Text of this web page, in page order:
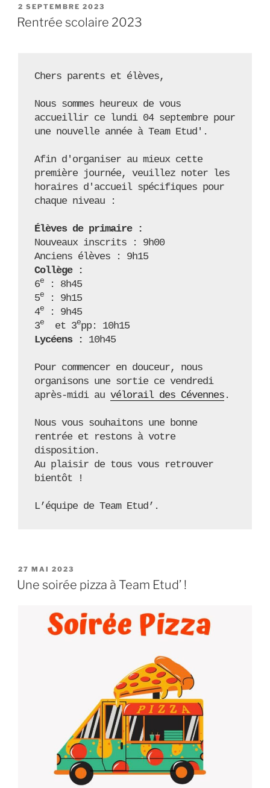
PUBLIÉ
LE
2 SEPTEMBRE 2023
Rentrée scolaire 2023
Chers parents et élèves,
Nous sommes heureux de vous
accueillir ce lundi 04 septembre pour
une nouvelle année à Team Etud'.
Afin d'organiser au mieux cette
première journée, veuillez noter les
horaires d'accueil spécifiques pour
chaque niveau :
Élèves de primaire :
Nouveaux inscrits : 9h00
Collège :
6e
: 8h45
5e
: 9h15
4e
: 9h45
3e
  et 3
e
Lycéens :
10h45
Pour commencer en douceur, nous
organisons une sortie ce vendredi
après-midi au vélorail des Cévennes .
Nous vous souhaitons une bonne
rentrée et restons à votre
disposition.
Au plaisir de tous vous retrouver
bientôt !
L’équipe de Team Etud’.
PUBLIÉ
LE
27 MAI 2023
Une soirée pizza à Team Etud’ !